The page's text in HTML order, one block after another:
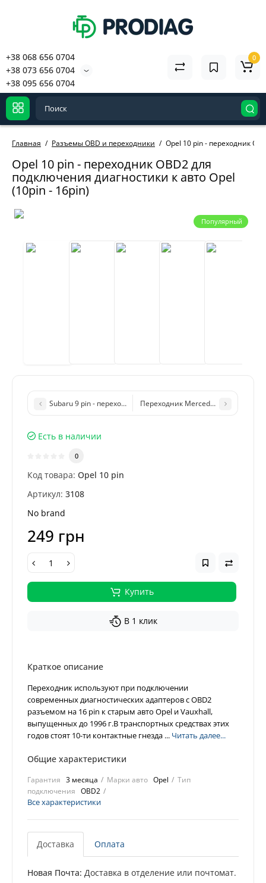
+38 068 656 0704
+38 073 656 0704
+38 095 656 0704
0
Главная Разъемы OBD и переходники Opel 10 pin - переходник
Opel 10 pin - переходник OBD2 для
подключения диагностики к авто Opel
(10pin - 16pin)
Популярный
Subaru 9 pin - переходник OBD2 для подключения
Переходник Mercedes Benz 38 pin
Есть в наличии
0
Код товара: Opel 10 pin
Артикул: 3108
No brand
249 грн
Купить
В 1 клик
Краткое описание
Переходник используют при подключении
современных диагностических адаптеров с OBD2
разъемом на 16 pin к старым авто Opel и Vauxhall,
выпущенных до 1996 г.В транспортных средствах этих
годов стоят 10-ти контактные гнезда ... Читать далее...
Общие характеристики
Гарантия 3 месяца Марки авто Opel
Тип
подключения OBD2
Все характеристики
Доставка Оплата
Новая Почта: Доставка в отделение или почтомат.